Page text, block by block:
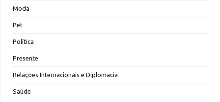
Moda
Pet
Política
Presente
Relações Internacionais e Diplomacia
Saúde